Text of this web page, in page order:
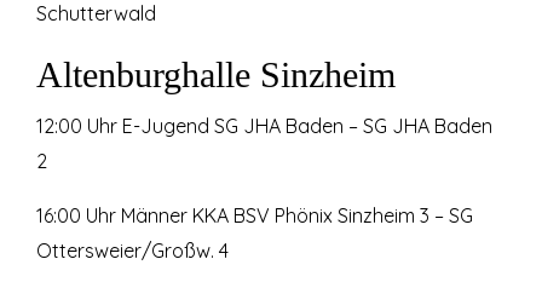
Schutterwald
Altenburghalle Sinzheim
12:00 Uhr E-Jugend SG JHA Baden – SG JHA Baden
2
16:00 Uhr Männer KKA BSV Phönix Sinzheim 3 – SG
Ottersweier/Großw. 4